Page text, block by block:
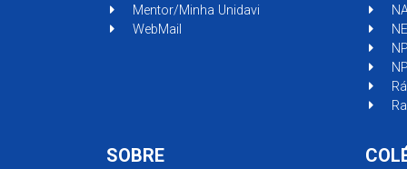
Mentor/Minha Unidavi
WebMail
SOBRE